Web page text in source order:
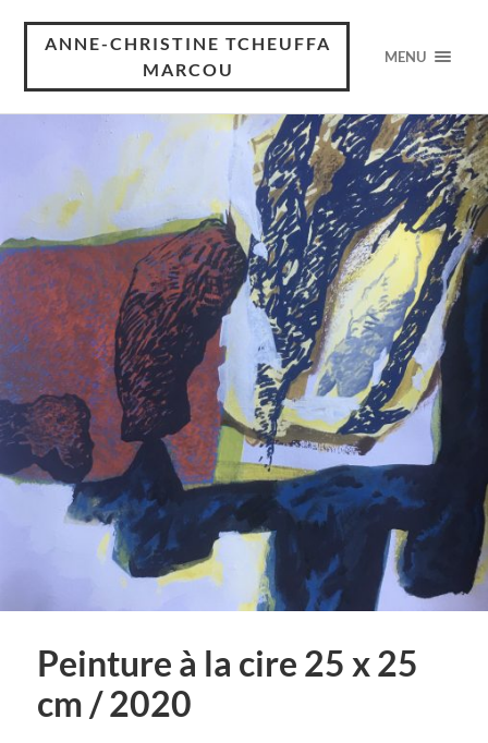
ANNE-CHRISTINE TCHEUFFA
MARCOU
MENU
Peinture à la cire 25 x 25
cm / 2020